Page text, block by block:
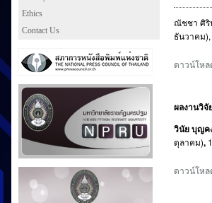
Ethics
Contact Us
ณัชชา ศิริ
ธันวาคม),
ดาวน์โห
ผลงานวิ
วินัย บุญค
ตุลาคม),
ดาวน์โห